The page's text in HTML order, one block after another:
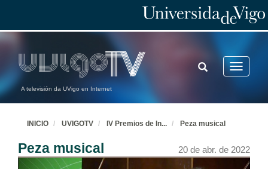
A televisión da UVigo en Internet
Toggle
TOGGLE
SEARCH
INICIO UVIGOTV IV Premios de In... Peza musical
Peza musical 20 de abr. de 2022